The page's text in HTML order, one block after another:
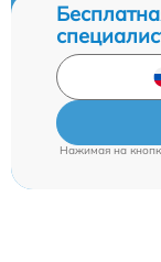
Нажимая на